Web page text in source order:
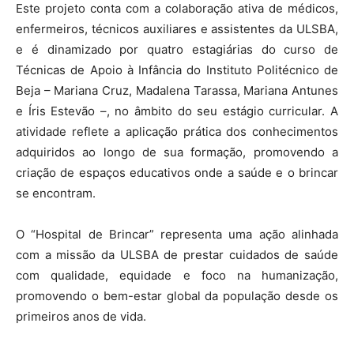
Este projeto conta com a colaboração ativa de médicos,
enfermeiros, técnicos auxiliares e assistentes da ULSBA,
e é dinamizado por quatro estagiárias do curso de
Técnicas de Apoio à Infância do Instituto Politécnico de
Beja – Mariana Cruz, Madalena Tarassa, Mariana Antunes
e Íris Estevão –, no âmbito do seu estágio curricular. A
atividade reflete a aplicação prática dos conhecimentos
adquiridos ao longo de sua formação, promovendo a
criação de espaços educativos onde a saúde e o brincar
se encontram.
O “Hospital de Brincar” representa uma ação alinhada
com a missão da ULSBA de prestar cuidados de saúde
com qualidade, equidade e foco na humanização,
promovendo o bem-estar global da população desde os
primeiros anos de vida.